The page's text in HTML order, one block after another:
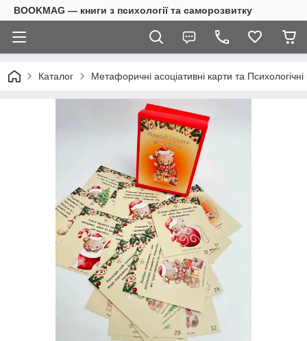
BOOKMAG — книги з психології та саморозвитку
Каталог Метафоричні асоціативні карти та Психологічні